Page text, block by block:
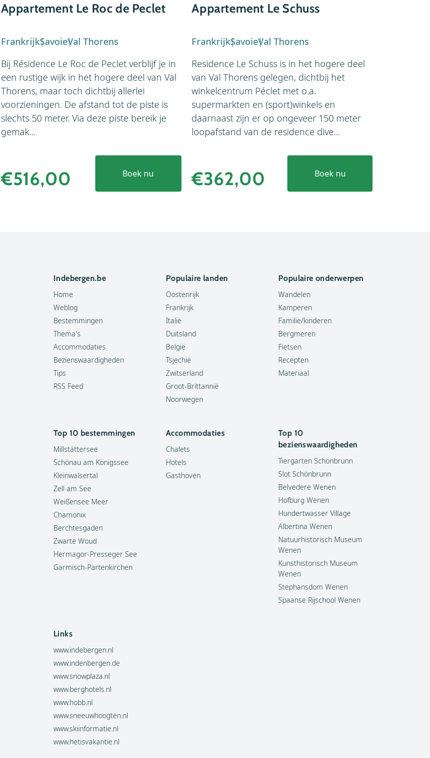
Appartement Le Roc de Peclet
FrankrijkSavoieVal Thorens
Bij Résidence Le Roc de Peclet verblijf je in
een rustige wijk in het hogere deel van Val
Thorens, maar toch dichtbij allerlei
voorzieningen. De afstand tot de piste is
slechts 50 meter. Via deze piste bereik je
gemak...
€516,00 Boek nu
Appartement Le Schuss
FrankrijkSavoieVal Thorens
Residence Le Schuss is in het hogere deel
van Val Thorens gelegen, dichtbij het
winkelcentrum Péclet met o.a.
supermarkten en (sport)winkels en
daarnaast zijn er op ongeveer 150 meter
loopafstand van de residence dive...
€362,00 Boek nu
Indebergen.be
Home
Weblog
Bestemmingen
Thema's
Accommodaties
Bezienswaardigheden
Tips
RSS Feed
Populaire landen
Oostenrijk
Frankrijk
Italië
Duitsland
België
Tsjechië
Zwitserland
Groot-Brittannië
Noorwegen
Populaire onderwerpen
Wandelen
Kamperen
Familie/kinderen
Bergmeren
Fietsen
Recepten
Materiaal
Top 10 bestemmingen
Millstättersee
Schönau am Königssee
Kleinwalsertal
Zell am See
Weißensee Meer
Chamonix
Berchtesgaden
Zwarte Woud
Hermagor-Presseger See
Garmisch-Partenkirchen
Accommodaties
Chalets
Hotels
Gasthoven
Top 10
bezienswaardigheden
Tiergarten Schönbrunn
Slot Schönbrunn
Belvedere Wenen
Hofburg Wenen
Hundertwasser Village
Albertina Wenen
Natuurhistorisch Museum
Wenen
Kunsthistorisch Museum
Wenen
Stephansdom Wenen
Spaanse Rijschool Wenen
Links
www.indebergen.nl
www.indenbergen.de
www.snowplaza.nl
www.berghotels.nl
www.hobb.nl
www.sneeuwhoogten.nl
www.skiinformatie.nl
www.hetisvakantie.nl